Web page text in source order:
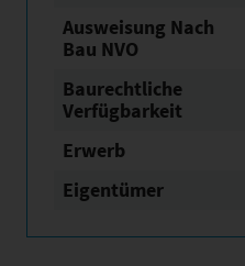
Ausweisung Nach
Bau NVO
Baurechtliche
Verfügbarkeit
Erwerb
Eigentümer